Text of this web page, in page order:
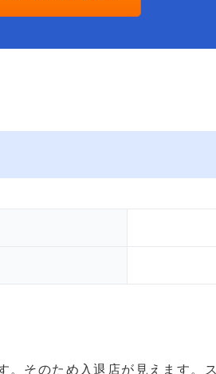
。そのため入退店が見えます。